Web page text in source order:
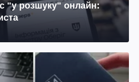
"у розшуку" онлайн: